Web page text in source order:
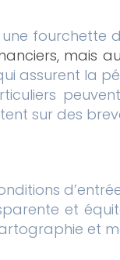
une
mais
assurent la
sur des
et
et